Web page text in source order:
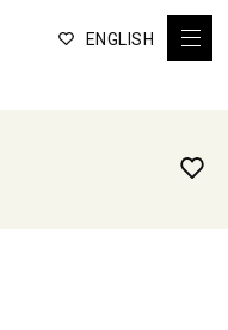
ENGLISH